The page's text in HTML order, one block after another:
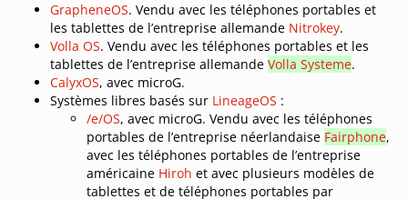
GrapheneOS. Vendu avec les téléphones portables et
les tablettes de l’entreprise allemande Nitrokey.
Volla OS. Vendu avec les téléphones portables et les
tablettes de l’entreprise allemande Volla Systeme.
CalyxOS, avec microG.
Systèmes libres basés sur LineageOS :
/e/OS, avec microG. Vendu avec les téléphones
portables de l’entreprise néerlandaise Fairphone,
avec les téléphones portables de l’entreprise
américaine Hiroh et avec plusieurs modèles de
tablettes et de téléphones portables par